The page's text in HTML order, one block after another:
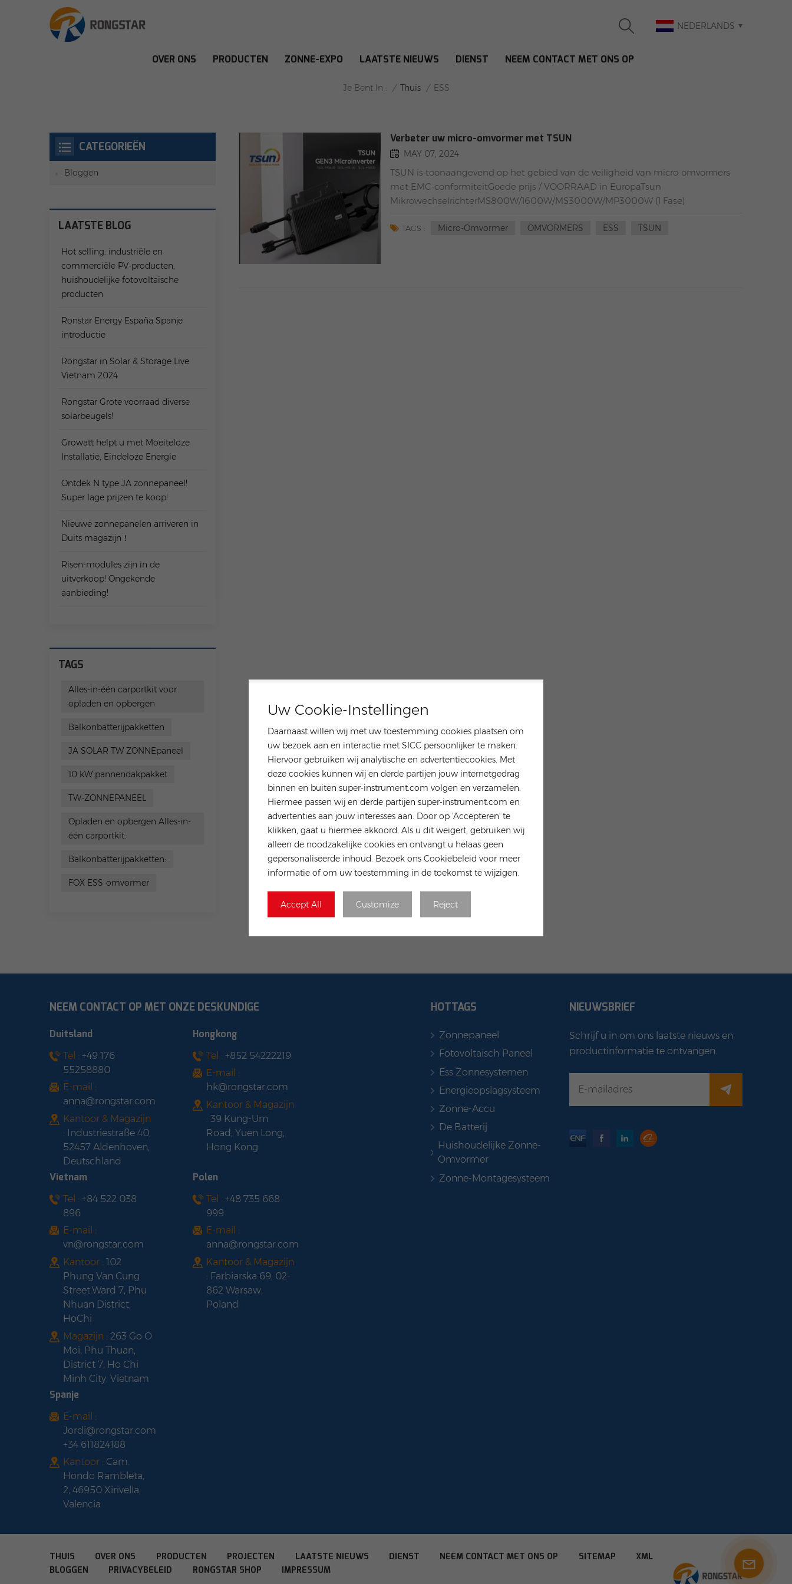
Uw Cookie-Instellingen
Daarnaast willen wij met uw toestemming cookies plaatsen om
uw bezoek aan en interactie met SICC persoonlijker te maken.
Hiervoor gebruiken wij analytische en advertentiecookies. Met
deze cookies kunnen wij en derde partijen jouw internetgedrag
binnen en buiten super-instrument.com volgen en verzamelen.
Hiermee passen wij en derde partijen super-instrument.com en
advertenties aan jouw interesses aan. Door op 'Accepteren' te
klikken, gaat u hiermee akkoord. Als u dit weigert, gebruiken wij
alleen de noodzakelijke cookies en ontvangt u helaas geen
gepersonaliseerde inhoud. Bezoek ons Cookiebeleid voor meer
informatie of om uw toestemming in de toekomst te wijzigen.
Accept All Customize Reject
NEDERLANDS
OVER ONS PRODUCTEN ZONNE-EXPO LAATSTE NIEUWS DIENST NEEM CONTACT MET ONS OP
ESS
Je Bent In : / Thuis / ESS
Verbeter uw micro-omvormer met TSUN
MAY 07, 2024
TSUN is toonaangevend op het gebied van de veiligheid van micro-omvormers
met EMC-conformiteitGoede prijs / VOORRAAD in EuropaTsun
MikrowechselrichterMS800W/1600W/MS3000W/MP3000W (1 Fase)
TAGS : Micro-Omvormer OMVORMERS ESS TSUN
CATEGORIEËN
Bloggen
LAATSTE BLOG
Hot selling: industriële en
commerciële PV-producten,
huishoudelijke fotovoltaïsche
producten
Ronstar Energy España Spanje
introductie
Rongstar in Solar & Storage Live
Vietnam 2024
Rongstar Grote voorraad diverse
solarbeugels!
Growatt helpt u met Moeiteloze
Installatie, Eindeloze Energie
Ontdek N type JA zonnepaneel!
Super lage prijzen te koop!
Nieuwe zonnepanelen arriveren in
Duits magazijn！
Risen-modules zijn in de
uitverkoop! Ongekende
aanbieding!
TAGS
Alles-in-één carportkit voor
opladen en opbergen
Balkonbatterijpakketten
JA SOLAR TW ZONNEpaneel
10 kW pannendakpakket
TW-ZONNEPANEEL
Opladen en opbergen Alles-in-
één carportkit:
Balkonbatterijpakketten:
FOX ESS-omvormer
NEEM CONTACT OP MET ONZE DESKUNDIGE
Duitsland
Tel : +49 176
55258880
E-mail :
anna@rongstar.com
Kantoor & Magazijn
: Industriestraße 40,
52457 Aldenhoven,
Deutschland
Hongkong
Tel :+852 54222219
E-mail :
hk@rongstar.com
Kantoor & Magazijn
:39 Kung-Um
Road, Yuen Long,
Hong Kong
Vietnam
Tel : +84 522 038
896
E-mail :
vn@rongstar.com
Kantoor : 102
Phung Van Cung
Street,Ward 7, Phu
Nhuan District,
HoChi
Magazijn : 263 Go O
Moi, Phu Thuan,
District 7, Ho Chi
Minh City, Vietnam
Polen
Tel :+48 735 668
999
E-mail :
anna@rongstar.com
Kantoor & Magazijn
: Farbiarska 69, 02-
862 Warsaw,
Poland
Spanje
E-mail :
Jordi@rongstar.com
+34 611824188
Kantoor : Cam.
Hondo Rambleta,
2, 46950 Xirivella,
Valencia
HOTTAGS
Zonnepaneel
Fotovoltaïsch Paneel
Ess Zonnesystemen
Energieopslagsysteem
Zonne-Accu
De Batterij
Huishoudelijke Zonne-
Omvormer
Zonne-Montagesysteem
NIEUWSBRIEF
Schrijf u in om ons laatste nieuws en
productinformatie te ontvangen.
THUIS OVER ONS PRODUCTEN PROJECTEN LAATSTE NIEUWS DIENST NEEM CONTACT MET ONS OP SITEMAP
XML
BLOGGEN
PRIVACYBELEID RONGSTAR SHOP IMPRESSUM